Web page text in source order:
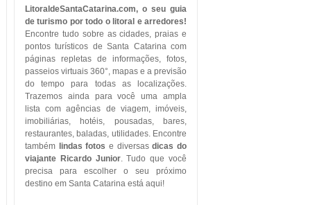
LitoraldeSantaCatarina.com, o seu guia
de turismo por todo o litoral e arredores!
Encontre tudo sobre as cidades, praias e
pontos turísticos de Santa Catarina com
páginas repletas de informações, fotos,
passeios virtuais 360°, mapas e a previsão
do tempo para todas as localizações.
Trazemos ainda para você uma ampla
lista com agências de viagem, imóveis,
imobiliárias, hotéis, pousadas, bares,
restaurantes, baladas, utilidades. Encontre
também
lindas fotos e diversasdicas do
viajante Ricardo Junior. Tudo que você
precisa para escolher o seu próximo
destino em Santa Catarina está aqui!